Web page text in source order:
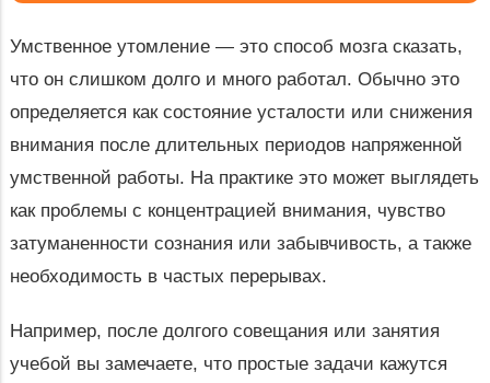
Умственное утомление — это способ мозга сказать,
что он слишком долго и много работал. Обычно это
определяется как состояние усталости или снижения
внимания после длительных периодов напряженной
умственной работы. На практике это может выглядеть
как проблемы с концентрацией внимания, чувство
затуманенности сознания или забывчивость, а также
необходимость в частых перерывах.
Например, после долгого совещания или занятия
учебой вы замечаете, что простые задачи кажутся